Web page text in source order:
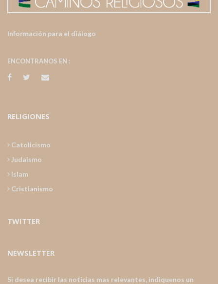
Información para el diálogo
ENCONTRANOS EN :
RELIGIONES
Catolicismo
Judaismo
Islam
Cristianismo
TWITTER
NEWSLETTER
Si desea recibir las noticias mas relevantes, indiquenos un